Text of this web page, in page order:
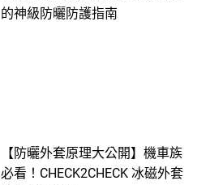
的神級防曬防護指南
【防曬外套原理大公開】機車族
必看！CHECK2CHECK 冰磁外套